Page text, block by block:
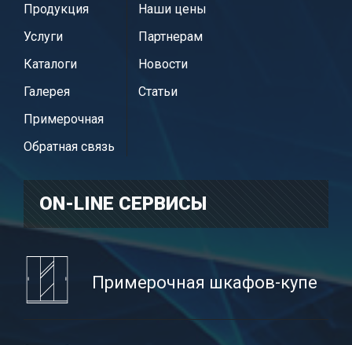
Продукция
Услуги
Каталоги
Галерея
Примерочная
Обратная связь
Наши цены
Партнерам
Новости
Статьи
ON-LINE CЕРВИСЫ
Примерочная шкафов-купе